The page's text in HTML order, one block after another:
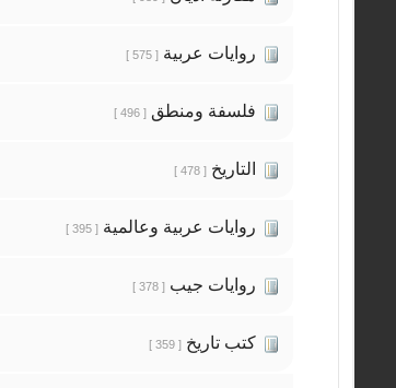
روايات عربية [ 575 ]
فلسفة ومنطق [ 496 ]
التاريخ [ 478 ]
روايات عربية وعالمية [ 395 ]
روايات جيب [ 378 ]
كتب تاريخ [ 359 ]